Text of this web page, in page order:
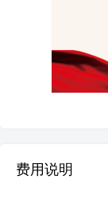
费用说明